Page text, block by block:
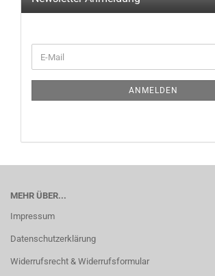
ZUR
E-
Mail
ANMELDEN
MEHR ÜBER...
Impressum
Datenschutzerklärung
Widerrufsrecht & Widerrufsformular